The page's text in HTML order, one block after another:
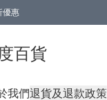
優惠
百貨
我們退貨及退款政策